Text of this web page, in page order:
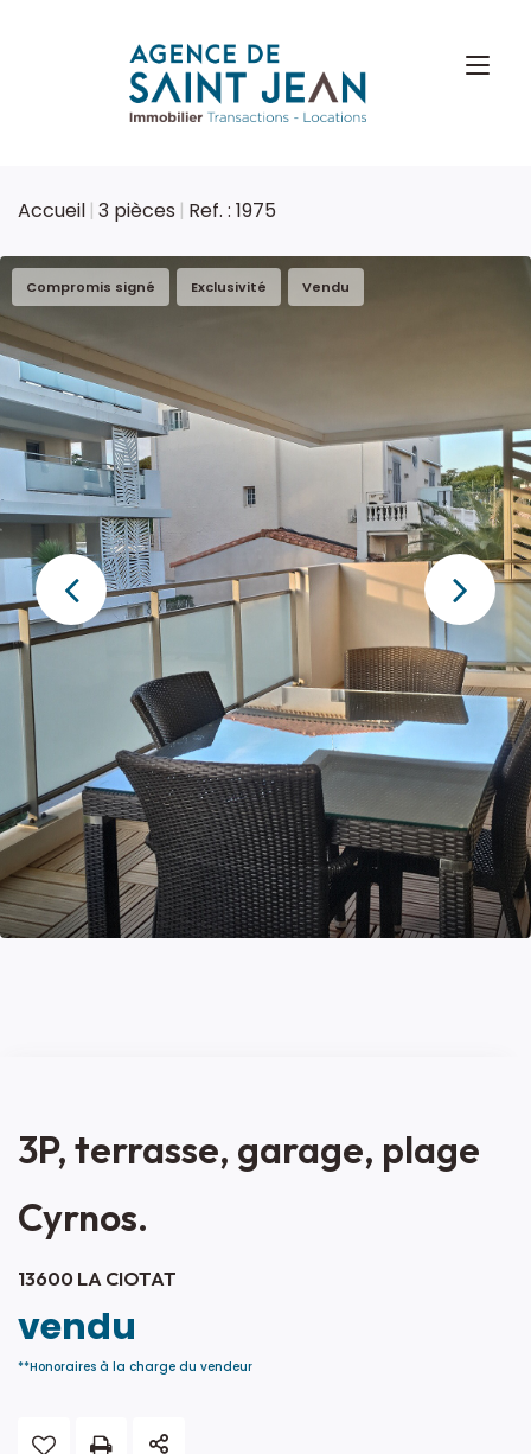
Accueil 3 pièces Ref. : 1975
Compromis signé Exclusivité Vendu
3P, terrasse, garage, plage
Cyrnos.
13600 LA CIOTAT
vendu
**Honoraires à la charge du vendeur